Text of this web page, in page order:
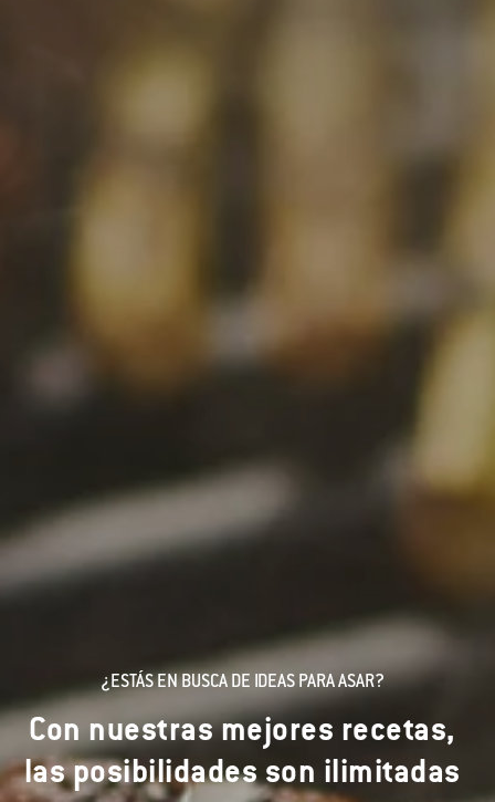
¿ESTÁS EN BUSCA DE IDEAS PARA ASAR?
Con nuestras mejores recetas,
las posibilidades son ilimitadas